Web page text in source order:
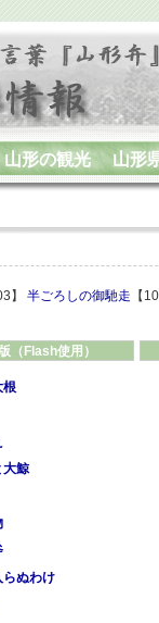
山形の観光 山形
】 半ごろしの御馳走 【
（Flash使用）
根
大鯨
らぬわけ